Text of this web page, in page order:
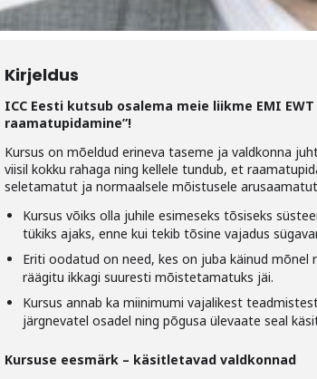
Kirjeldus
ICC Eesti kutsub osalema meie liikme EMI
raamatupidamine”!
Kursus on mõeldud erineva taseme ja valdkonna
viisil kokku rahaga ning kellele tundub, et
seletamatut ja normaalsele mõistusele
Kursus võiks olla juhile esimeseks tõsiseks
tükiks ajaks, enne kui tekib tõsine vajadus
Eriti oodatud on need, kes on juba käinud mõnel
räägitu ikkagi suuresti mõistetamatuks jäi.
Kursus annab ka miinimumi vajalikest
järgnevatel osadel ning põgusa ülevaate seal
Kursuse eesmärk – käsitletavad valdkonnad